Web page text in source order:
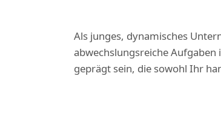
Als junges, dynamisches
abwechslungsreiche
geprägt sein, die sowohl Ihr